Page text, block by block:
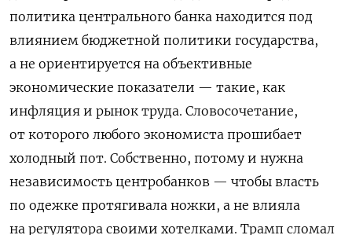
политика центрального банка находится под
влиянием бюджетной политики государства,
а не ориентируется на объективные
экономические показатели — такие, как
инфляция и рынок труда. Словосочетание,
от которого любого экономиста прошибает
холодный пот. Собственно, потому и нужна
независимость центробанков — чтобы власть
по одежке протягивала ножки, а не влияла
на регулятора своими хотелками. Трамп сломал